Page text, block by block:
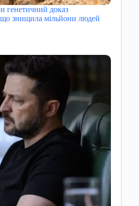
генетичний доказ
що знищила мільйони людей